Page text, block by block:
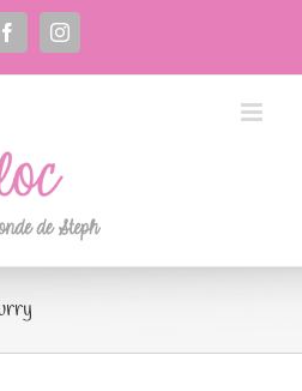
FacebookInstagram